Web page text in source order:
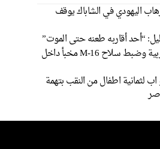
اليهودي في الشاباك يوقف
“أحد أقاربه طعنه حتى الموت”
اعتقال شاب من باقة الغربية وضبط سلاح M-16 مخبأ داخل
لثمانية اطفال من النقب بتهمة